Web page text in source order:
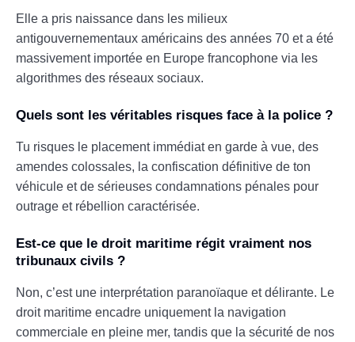
Elle a pris naissance dans les milieux
antigouvernementaux américains des années 70 et a été
massivement importée en Europe francophone via les
algorithmes des réseaux sociaux.
Quels sont les véritables risques face à la police ?
Tu risques le placement immédiat en garde à vue, des
amendes colossales, la confiscation définitive de ton
véhicule et de sérieuses condamnations pénales pour
outrage et rébellion caractérisée.
Est-ce que le droit maritime régit vraiment nos
tribunaux civils ?
Non, c’est une interprétation paranoïaque et délirante. Le
droit maritime encadre uniquement la navigation
commerciale en pleine mer, tandis que la sécurité de nos